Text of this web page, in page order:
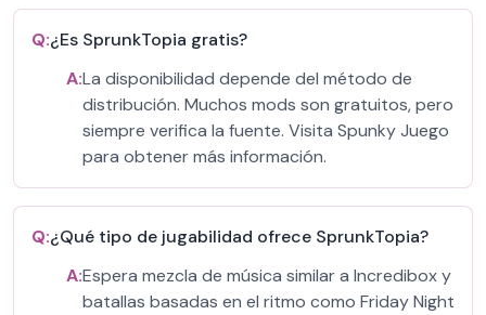
Q:¿Es SprunkTopia gratis?
A:La disponibilidad depende del método de
distribución. Muchos mods son gratuitos, pero
siempre verifica la fuente. Visita Spunky Juego
para obtener más información.
Q:¿Qué tipo de jugabilidad ofrece SprunkTopia?
A:Espera mezcla de música similar a Incredibox y
batallas basadas en el ritmo como Friday Night